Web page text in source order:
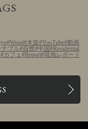
Wood 木造 YouTube 動画
ナブル 自然 中国 Residential
カフェ Report 現地レポート